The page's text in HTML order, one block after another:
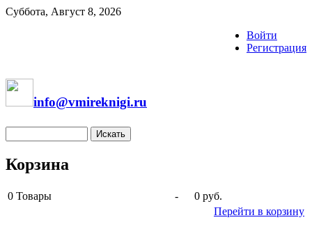
Суббота, Август 8, 2026
Войти
Регистрация
info@vmireknigi.ru
Корзина
0 Товары -
0 руб.
Перейти в корзину